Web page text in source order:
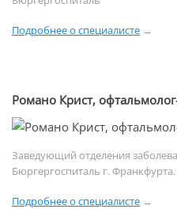
Подробнее о специалисте →
Романо Крист,
Заведующий отделения
Бюргергоспиталь г. Франкфурта.
Подробнее о специалисте →